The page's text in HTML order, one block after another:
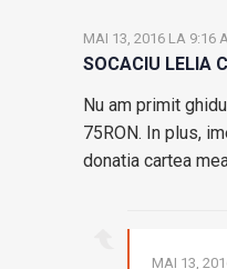
SOCACIU LELIA
MAI 13, 2016 LA 9:16
Nu am primit
75RON. In plus,
donatia cartea
MAI 13,